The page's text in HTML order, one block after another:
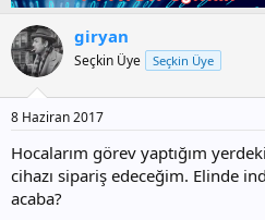
u
y
u
b
a
ş
l
a
t
n
a
n
g
ı
t
a
r
i
h
giryan
Seçkin Üye Seçkin Üye
8 Haziran 2017
Hocalarım görev yaptığım
cihazı sipariş edeceğim. Elinde
acaba?